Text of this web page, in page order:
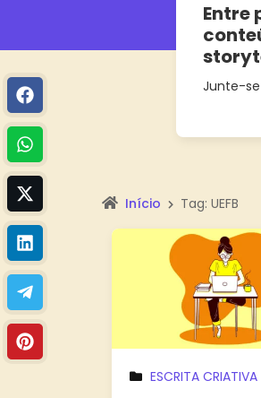
Entre
Junte-se
Início Tag: UEFB
ESCRITA CRIATIVA